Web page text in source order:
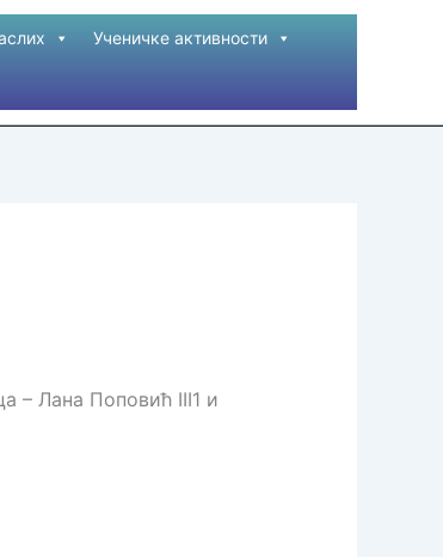
Ученичке активности
– Лана Поповић III1 и